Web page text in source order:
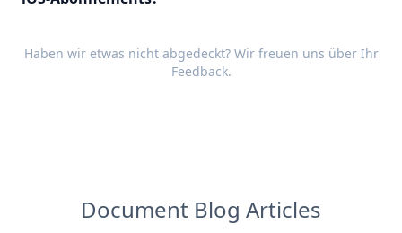
Haben wir etwas nicht abgedeckt? Wir freuen uns über Ihr
Feedback.
Document Blog Articles